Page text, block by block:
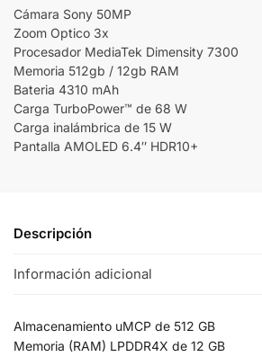
Cámara Sony 50MP
Zoom Optico 3x
Procesador MediaTek Dimensity 7300
Memoria 512gb / 12gb RAM
Bateria 4310 mAh
Carga TurboPower™ de 68 W
Carga inalámbrica de 15 W
Pantalla AMOLED 6.4″ HDR10+
Descripción
Información adicional
Almacenamiento uMCP de 512 GB
Memoria (RAM) LPDDR4X de 12 GB